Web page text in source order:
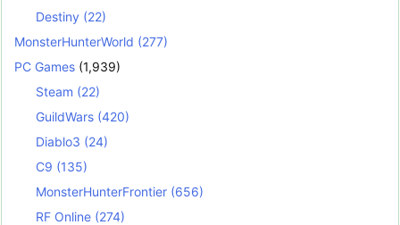
Destiny (22)
MonsterHunterWorld (277)
PC Games (1,939)
Steam (22)
GuildWars (420)
Diablo3 (24)
C9 (135)
MonsterHunterFrontier (656)
RF Online (274)